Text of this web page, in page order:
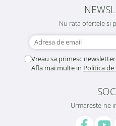
Nu rata ofertele si
Vreau sa primesc
Afla mai multe in Politica
Urmareste-ne